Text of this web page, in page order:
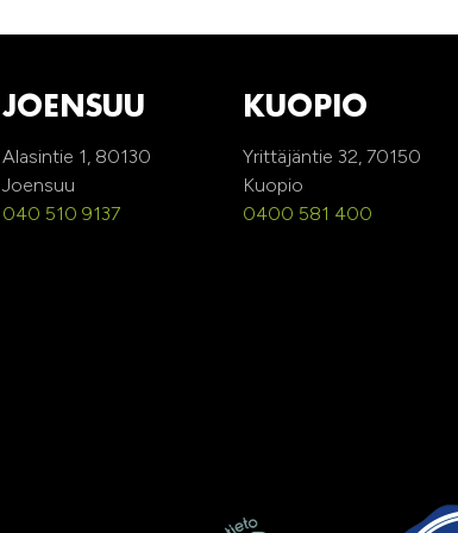
JOENSUU
Alasintie 1, 80130
Joensuu
040 510 9137
KUOPIO
Yrittäjäntie 32, 70150
Kuopio
0400 581 400